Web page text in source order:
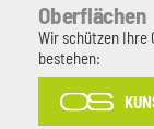
Oberflächen
Wir schützen Ihre
bestehen: